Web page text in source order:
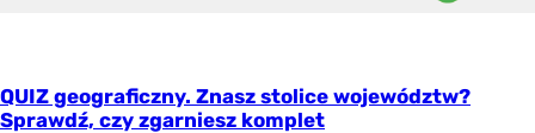
QUIZ geograficzny. Znasz stolice województw?
Sprawdź, czy zgarniesz komplet